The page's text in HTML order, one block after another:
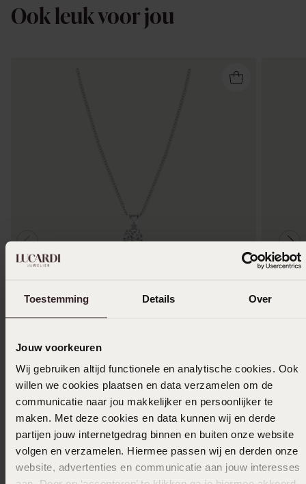
Toestemming Details Over
Jouw voorkeuren
Wij gebruiken altijd functionele en analytische cookies. Ook
willen we cookies plaatsen en data verzamelen om de
communicatie naar jou makkelijker en persoonlijker te
maken. Met deze cookies en data kunnen wij en derde
partijen jouw internetgedrag binnen en buiten onze website
volgen en verzamelen. Hiermee passen wij en derden onze
website, advertenties en communicatie aan jouw interesses
Ook leuk voor jou
Zilveren ketting & hanger met zirkonia voor
44 99
Anderen kochten ook